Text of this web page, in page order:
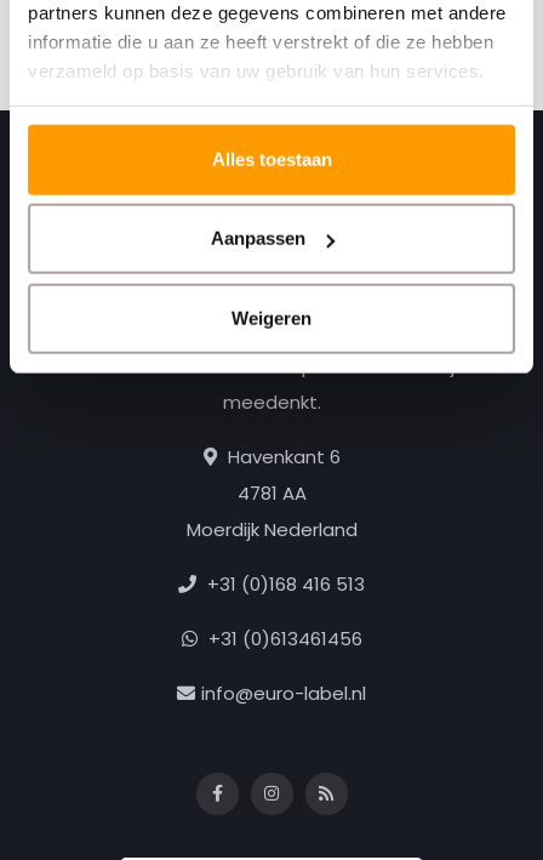
partners kunnen deze gegevens combineren met andere
informatie die u aan ze heeft verstrekt of die ze hebben
verzameld op basis van uw gebruik van hun services.
Alles toestaan
Aanpassen
Weigeren
Abonneer
Print. Plak. Klaar. Met een partner die met je
meedenkt.
Havenkant 6
4781 AA
Moerdijk Nederland
+31 (0)168 416 513
+31 (0)613461456
info@euro-label.nl